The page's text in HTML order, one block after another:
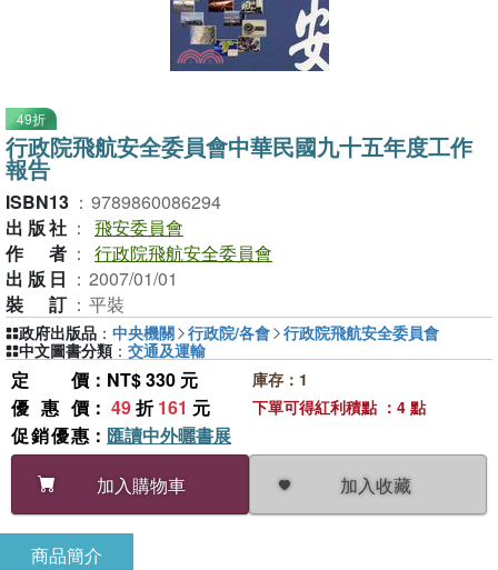
49折
行政院飛航安全委員會中華民國九十五年度工作
報告
ISBN13 ： 9789860086294
出版社 ： 飛安委員會
作者 ： 行政院飛航安全委員會
出版日 ： 2007/01/01
裝訂 ： 平裝
定價 ：NT$ 330 元
優惠價 ： 49折161 元
促銷優惠 ： 匯讀中外曬書展
加入購物車
加入收藏
庫存：1
下單可得紅利積點 ：4 點
政府出版品 ： 中央機關 行政院/各會 行政院飛航安全委員會
中文圖書分類 ： 交通及運輸
商品簡介